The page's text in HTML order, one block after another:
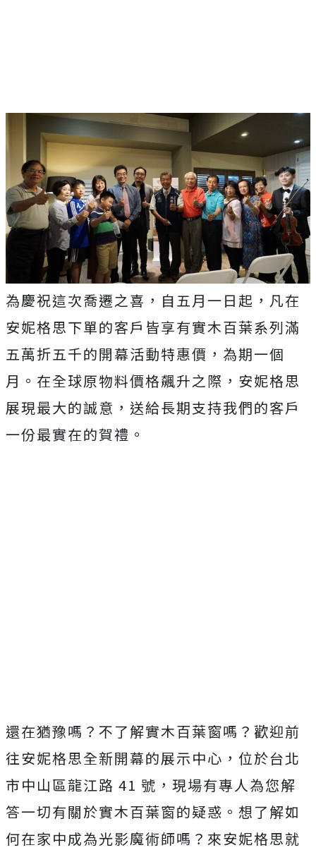
為慶祝這次喬遷之喜，自五月一日起，凡在
安妮格思下單的客戶皆享有實木百葉系列滿
五萬折五千的開幕活動特惠價，為期一個
月。在全球原物料價格飆升之際，安妮格思
展現最大的誠意，送給長期支持我們的客戶
一份最實在的賀禮。
還在猶豫嗎？不了解實木百葉窗嗎？歡迎前
往安妮格思全新開幕的展示中心，位於台北
市中山區龍江路 41 號，現場有專人為您解
答一切有關於實木百葉窗的疑惑。想了解如
何在家中成為光影魔術師嗎？來安妮格思就